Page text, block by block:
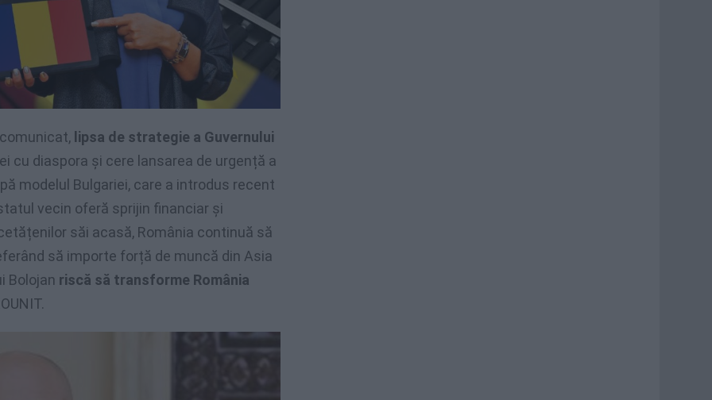
lipsa de strategie a Guvernului
cu diaspora și cere lansarea de urgență a
modelul Bulgariei, care a introdus recent
vecin oferă sprijin financiar și
săi acasă, România continuă să
să importe forță de muncă din Asia
Bolojan riscă să transforme România